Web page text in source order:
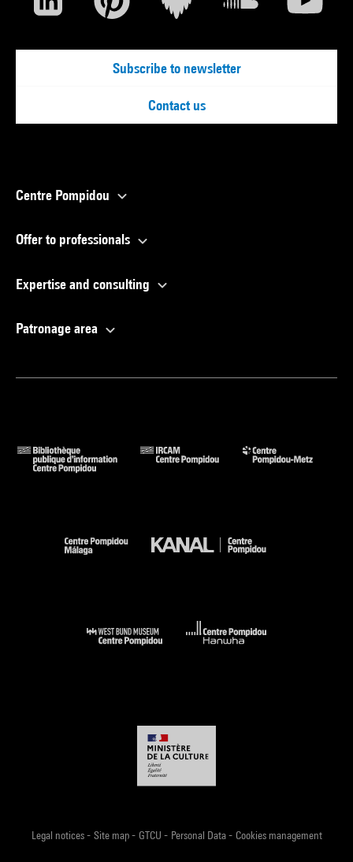
Subscribe to newsletter
Contact us
Centre Pompidou
Offer to professionals
Expertise and consulting
Patronage area
Legal notices- Site map- GTCU - Personal Data- Cookies management